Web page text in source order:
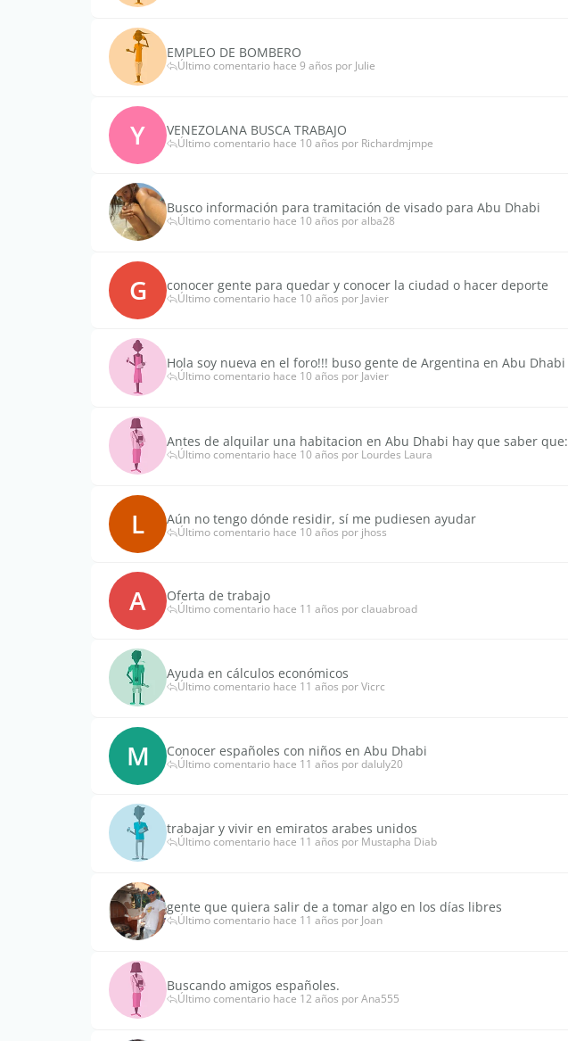
EMPLEO DE BOMBERO
Último comentario hace 9 años por Julie
Y VENEZOLANA BUSCA TRABAJO
Último comentario hace 10 años por Richardmjmpe
Busco información para tramitación de visado para Abu Dhabi
Último comentario hace 10 años por alba28
G conocer gente para quedar y conocer la ciudad o hacer deporte
Último comentario hace 10 años por Javier
Hola soy nueva en el foro!!! buso gente de Argentina en Abu Dhabi
Último comentario hace 10 años por Javier
Antes de alquilar una habitacion en Abu Dhabi hay que saber que:
Último comentario hace 10 años por Lourdes Laura
L Aún no tengo dónde residir, sí me pudiesen ayudar
Último comentario hace 10 años por jhoss
A Oferta de trabajo
Último comentario hace 11 años por clauabroad
Ayuda en cálculos económicos
Último comentario hace 11 años por Vicrc
M Conocer españoles con niños en Abu Dhabi
Último comentario hace 11 años por daluly20
trabajar y vivir en emiratos arabes unidos
Último comentario hace 11 años por Mustapha Diab
gente que quiera salir de a tomar algo en los días libres
Último comentario hace 11 años por Joan
Buscando amigos españoles.
Último comentario hace 12 años por Ana555